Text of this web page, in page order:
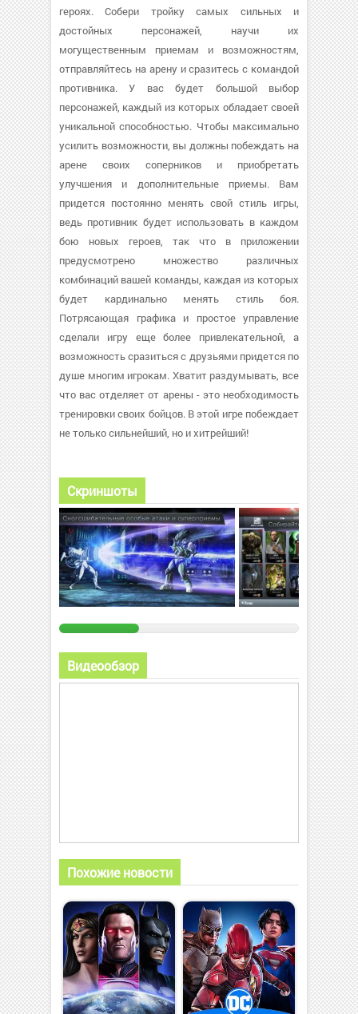
героях. Собери тройку самых сильных и
достойных персонажей, научи их
могущественным приемам и возможностям,
отправляйтесь на арену и сразитесь с командой
противника. У вас будет большой выбор
персонажей, каждый из которых обладает своей
уникальной способностью. Чтобы максимально
усилить возможности, вы должны побеждать на
арене своих соперников и приобретать
улучшения и дополнительные приемы. Вам
придется постоянно менять свой стиль игры,
ведь противник будет использовать в каждом
бою новых героев, так что в приложении
предусмотрено множество различных
комбинаций вашей команды, каждая из которых
будет кардинально менять стиль боя.
Потрясающая графика и простое управление
сделали игру еще более привлекательной, а
возможность сразиться с друзьями придется по
душе многим игрокам. Хватит раздумывать, все
что вас отделяет от арены - это необходимость
тренировки своих бойцов. В этой игре побеждает
не только сильнейший, но и хитрейший!
Скриншоты
Видеообзор
Похожие новости